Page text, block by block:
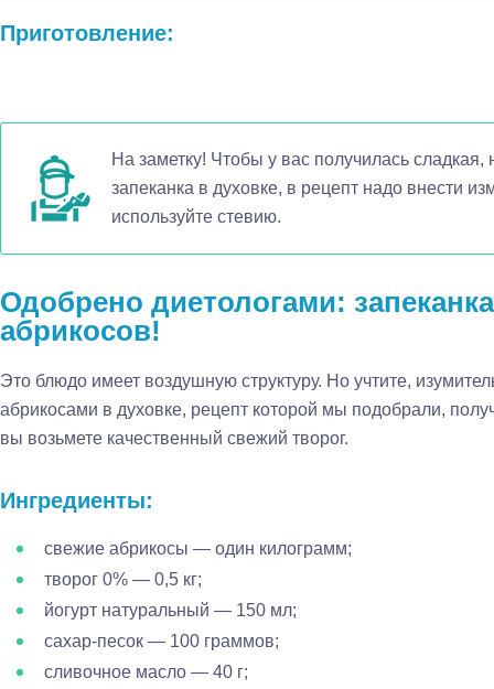
Приготовление:
На заметку! Чтобы у вас получилась
запеканка в духовке, в рецепт надо внести
используйте стевию.
Одобрено диетологами:
абрикосов!
Это блюдо имеет воздушную структуру. Но учтите,
абрикосами в духовке, рецепт которой мы подобрали,
вы возьмете качественный свежий творог.
Ингредиенты:
свежие абрикосы — один килограмм;
творог 0% — 0,5 кг;
йогурт натуральный — 150 мл;
сахар-песок — 100 граммов;
сливочное масло — 40 г;